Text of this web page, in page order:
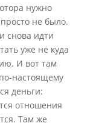
нужно
не было.
снова идти
уже не куда
И вот там
настоящему
деньги:
отношения
Там же